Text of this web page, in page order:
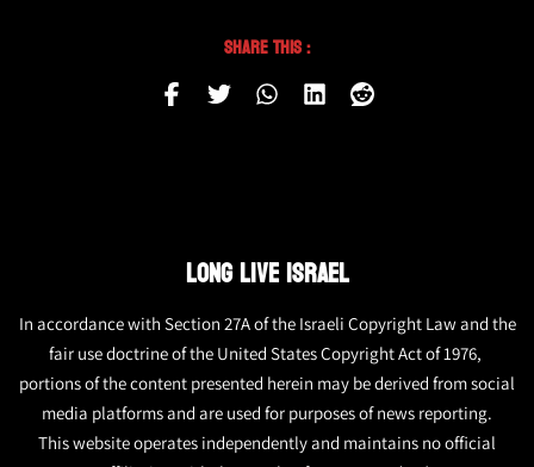
Share This :
LONG LIVE ISRAEL
In accordance with Section 27A of the Israeli Copyright Law and the
fair use doctrine of the United States Copyright Act of 1976,
portions of the content presented herein may be derived from social
media platforms and are used for purposes of news reporting.
This website operates independently and maintains no official